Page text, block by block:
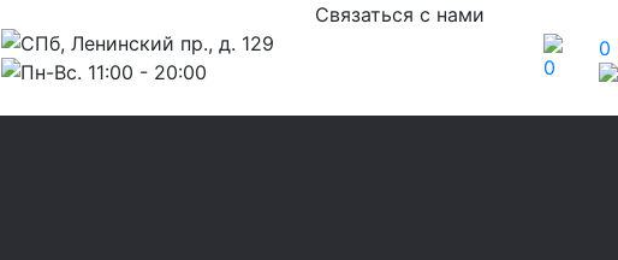
СПб, Ленинский пр., д. 129
Пн-Вс. 11:00 - 20:00
Связаться с нами
0
0